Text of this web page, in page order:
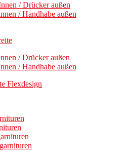
/ Drücker außen
/ Handhabe außen
/ Drücker außen
/ Handhabe außen
Flexdesign